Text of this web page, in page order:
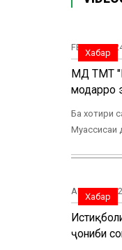
Хабар
FEB, 02,
МД ТМТ
модарро
Ба хотири
Муассисаи
Хабар
AUG, 22,
ҷониби